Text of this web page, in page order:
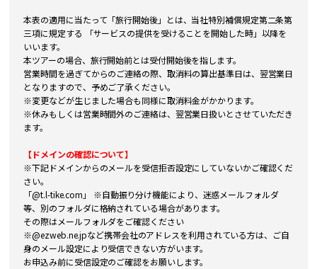
本表の適用に当たって「旅行開始後」とは、当社特別補償規定第二条第
三項に規定する 「サービスの提供を受けることを開始した時」以降を
いいます。
本ツアーの場合、旅行開始前とは受付開始後を指します。
営業時間を過ぎてからのご連絡の際、取消料の算出基準日は、翌営業日
となりますので、予めご了承ください。
※変更などが生じました場合も同様に取消料金がかかります。
※休みもしくは営業時間外のご連絡は、翌営業日扱いとさせていただき
ます。
【ドメインの確認について】
※下記ドメインからのメールを受信拒否設定にしていないかご確認くだ
さい。
「@t.l-tike.com」 ※自動振り分け機能により、迷惑メールフォルダ
等、別のフォルダに格納されている場合があります。
その際はメールフォルダをご確認ください
※@ezweb.ne.jpなど携帯会社のアドレスを利用されている方は、ご自
身のメール設定により受信できない方がいます。
お申込み前に受信設定のご確認をお願いします。